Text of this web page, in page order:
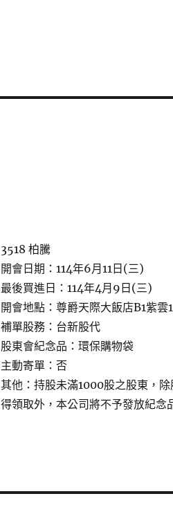
3518 柏騰
開會日期：114年6月11日(三)
最後買進日：114年4月9日(三)
開會地點：尊爵天際大飯店B1紫
補單股務：台新股代
股東會紀念品：環保購物袋
主動寄單：否
其他：持股未滿1000股之股東，
得領取外，本公司將不予發放紀念